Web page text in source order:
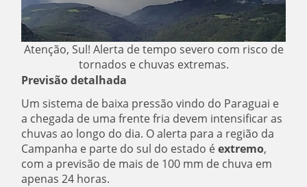
Atenção, Sul! Alerta de tempo severo com risco de
tornados e chuvas extremas.
Previsão detalhada
Um sistema de baixa pressão vindo do Paraguai e
a chegada de uma frente fria devem intensificar as
chuvas ao longo do dia. O alerta para a região da
Campanha e parte do sul do estado éextremo,
com a previsão de mais de 100 mm de chuva em
apenas 24 horas.